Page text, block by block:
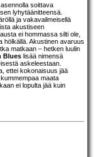
soittava
lyhytäänitteensä.
ja vakavailmeisellä
akustiseen
ei hommassa silti ole,
hölkällä. Akustinen avaruus
matkaan – hetken luulin
Blues lisää nimensä
askeleestaan.
ettei kokonaisuus jää
maata
ei lopulta jää kuin